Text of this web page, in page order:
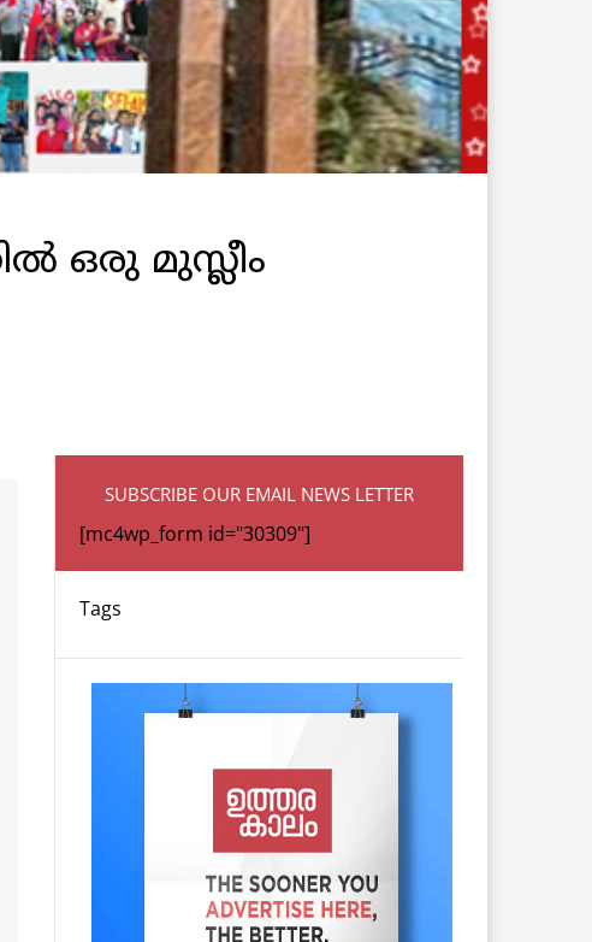
ഒരു മുസ്ലീം
SUBSCRIBE OUR EMAIL NEWS LETTER
[mc4wp_form id="30309"]
Tags